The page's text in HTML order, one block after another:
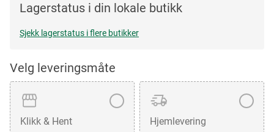
Lagerstatus i din lokale butikk
Sjekk lagerstatus i flere butikker
Velg leveringsmåte
Klikk & Hent Hjemlevering